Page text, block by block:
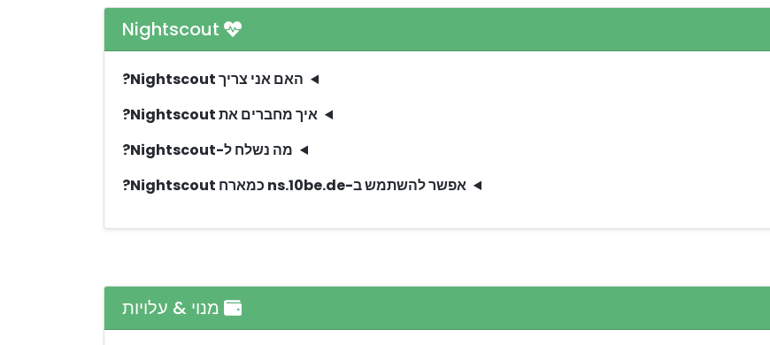
האם אני צריך Nightscout?
איך מחברים את Nightscout?
מה נשלח ל-Nightscout?
אפשר להשתמש ב-ns.10be.de כמארח Nightscout?
מנוי & עלויות